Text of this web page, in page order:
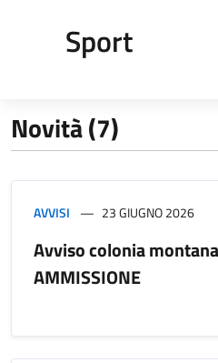
Sport
Novità (7)
AVVISI 23 GIUGNO 2026
Avviso colonia
AMMISSIONE